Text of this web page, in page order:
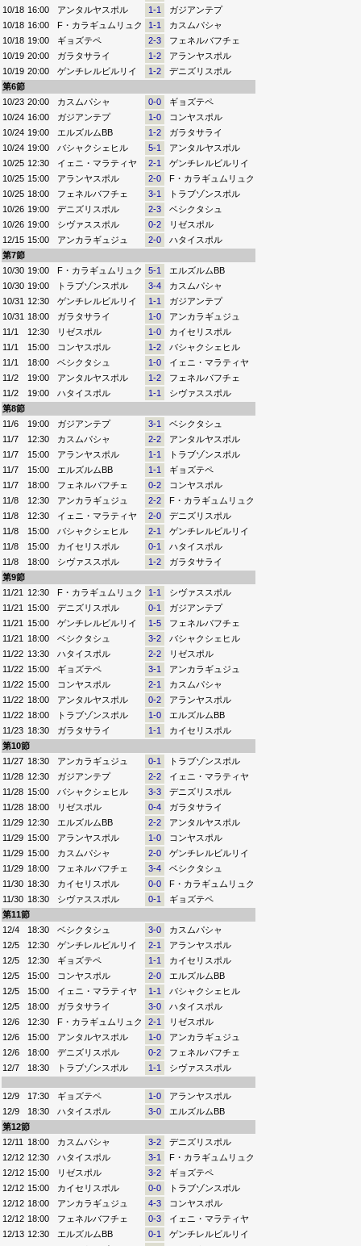
10/18 16:00 アンタルヤスポル 1-1
ガジアンテプ
10/18 16:00 F・カラギュムリュク 1-1
カスムパシャ
10/18 19:00 ギョズテペ 2-3
フェネルバフチェ
10/19 20:00 ガラタサライ 1-2
アランヤスポル
10/19 20:00 ゲンチレルビルリイ 1-2
デニズリスポル
第6節
10/23 20:00 カスムパシャ 0-0
ギョズテペ
10/24 16:00 ガジアンテプ 1-0
コンヤスポル
10/24 19:00 エルズルムBB 1-2
ガラタサライ
10/24 19:00 バシャクシェヒル 5-1
アンタルヤスポル
10/25 12:30 イェニ・マラティヤ 2-1
ゲンチレルビルリイ
10/25 15:00 アランヤスポル 2-0
F・カラギュムリュク
10/25 18:00 フェネルバフチェ 3-1
トラブゾンスポル
10/26 19:00 デニズリスポル 2-3
ベシクタシュ
10/26 19:00 シヴァススポル 0-2
リゼスポル
12/15 15:00 アンカラギュジュ 2-0
ハタイスポル
第7節
10/30 19:00 F・カラギュムリュク 5-1
エルズルムBB
10/30 19:00 トラブゾンスポル 3-4
カスムパシャ
10/31 12:30 ゲンチレルビルリイ 1-1
ガジアンテプ
10/31 18:00 ガラタサライ 1-0
アンカラギュジュ
11/1
12:30 リゼスポル 1-0
カイセリスポル
11/1
15:00 コンヤスポル 1-2
バシャクシェヒル
11/1
18:00 ベシクタシュ 1-0
イェニ・マラティヤ
11/2
19:00 アンタルヤスポル 1-2
フェネルバフチェ
11/2
19:00 ハタイスポル 1-1
シヴァススポル
第8節
11/6
19:00 ガジアンテプ 3-1
ベシクタシュ
11/7
12:30 カスムパシャ 2-2
アンタルヤスポル
11/7
15:00 アランヤスポル 1-1
トラブゾンスポル
11/7
15:00 エルズルムBB 1-1
ギョズテペ
11/7
18:00 フェネルバフチェ 0-2
コンヤスポル
11/8
12:30 アンカラギュジュ 2-2
F・カラギュムリュク
11/8
12:30 イェニ・マラティヤ 2-0
デニズリスポル
11/8
15:00 バシャクシェヒル 2-1
ゲンチレルビルリイ
11/8
15:00 カイセリスポル 0-1
ハタイスポル
11/8
18:00 シヴァススポル 1-2
ガラタサライ
第9節
11/21
12:30 F・カラギュムリュク 1-1
シヴァススポル
11/21
15:00 デニズリスポル 0-1
ガジアンテプ
11/21
15:00 ゲンチレルビルリイ 1-5
フェネルバフチェ
11/21
18:00 ベシクタシュ 3-2
バシャクシェヒル
11/22 13:30 ハタイスポル 2-2
リゼスポル
11/22 15:00 ギョズテペ 3-1
アンカラギュジュ
11/22 15:00 コンヤスポル 2-1
カスムパシャ
11/22 18:00 アンタルヤスポル 0-2
アランヤスポル
11/22 18:00 トラブゾンスポル 1-0
エルズルムBB
11/23 18:30 ガラタサライ 1-1
カイセリスポル
第10節
11/27 18:30 アンカラギュジュ 0-1
トラブゾンスポル
11/28 12:30 ガジアンテプ 2-2
イェニ・マラティヤ
11/28 15:00 バシャクシェヒル 3-3
デニズリスポル
11/28 18:00 リゼスポル 0-4
ガラタサライ
11/29 12:30 エルズルムBB 2-2
アンタルヤスポル
11/29 15:00 アランヤスポル 1-0
コンヤスポル
11/29 15:00 カスムパシャ 2-0
ゲンチレルビルリイ
11/29 18:00 フェネルバフチェ 3-4
ベシクタシュ
11/30 18:30 カイセリスポル 0-0
F・カラギュムリュク
11/30 18:30 シヴァススポル 0-1
ギョズテペ
第11節
12/4
18:30 ベシクタシュ 3-0
カスムパシャ
12/5
12:30 ゲンチレルビルリイ 2-1
アランヤスポル
12/5
12:30 ギョズテペ 1-1
カイセリスポル
12/5
15:00 コンヤスポル 2-0
エルズルムBB
12/5
15:00 イェニ・マラティヤ 1-1
バシャクシェヒル
12/5
18:00 ガラタサライ 3-0
ハタイスポル
12/6
12:30 F・カラギュムリュク 2-1
リゼスポル
12/6
15:00 アンタルヤスポル 1-0
アンカラギュジュ
12/6
18:00 デニズリスポル 0-2
フェネルバフチェ
12/7
18:30 トラブゾンスポル 1-1 シヴァススポル
12/9 17:30 ギョズテペ 1-0
アランヤスポル
12/9
18:30 ハタイスポル 3-0
エルズルムBB
第12節
12/11
18:00 カスムパシャ 3-2
デニズリスポル
12/12 12:30 ハタイスポル 3-1
F・カラギュムリュク
12/12 15:00 リゼスポル 3-2
ギョズテペ
12/12 15:00 カイセリスポル 0-0
トラブゾンスポル
12/12 18:00 アンカラギュジュ 4-3
コンヤスポル
12/12 18:00 フェネルバフチェ 0-3
イェニ・マラティヤ
12/13 12:30 エルズルムBB 0-1
ゲンチレルビルリイ